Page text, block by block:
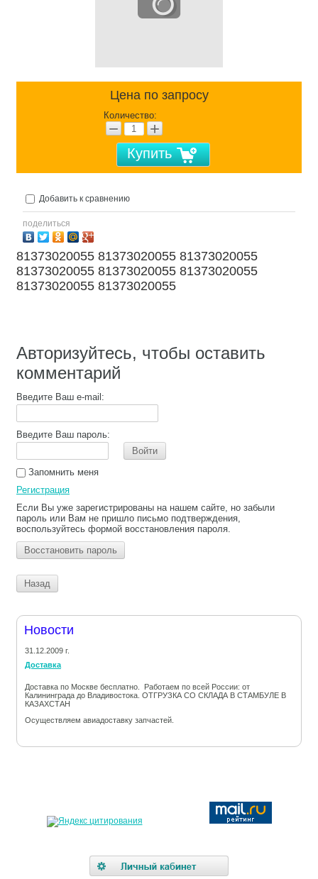
Новости
31.12.2009 г.
Доставка
Доставка по Москве бесплатно. Работаем по всей России: от
Калининграда до Владивостока. ОТГРУЗКА СО СКЛАДА В СТАМБУЛЕ В
КАЗАХСТАН
Осуществляем авиадоставку запчастей.
Цена по запросу
Количество:
− +
Купить
Добавить к сравнению
поделиться
81373020055 81373020055 81373020055
81373020055 81373020055 81373020055
81373020055 81373020055
Авторизуйтесь, чтобы оставить
комментарий
Введите Ваш e-mail:
Введите Ваш пароль:
Войти
Запомнить меня
Регистрация
Если Вы уже зарегистрированы на нашем сайте, но забыли
пароль или Вам не пришло письмо подтверждения,
воспользуйтесь формой восстановления пароля.
Восстановить пароль
Назад